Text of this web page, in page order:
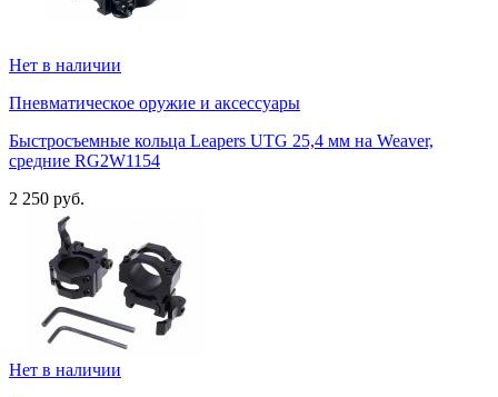
Нет в наличии
Пневматическое оружие и аксессуары
Быстросъемные кольца Leapers UTG 25,4 мм на Weaver,
средние RG2W1154
2 250 руб.
Нет в наличии